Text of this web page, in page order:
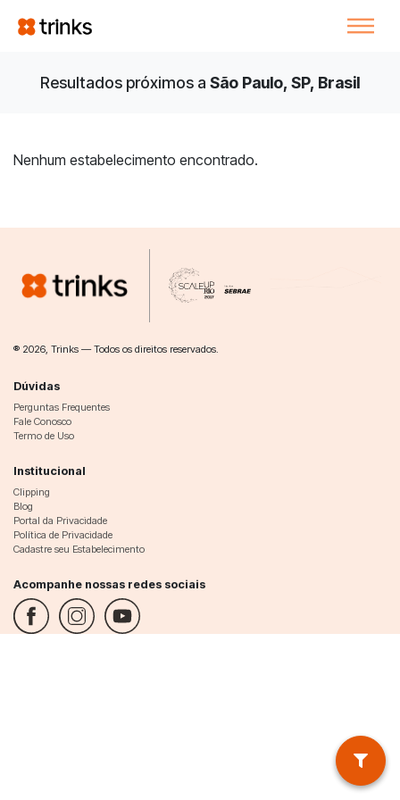
Resultados próximos a São Paulo, SP, Brasil
Nenhum estabelecimento encontrado.
® 2026, Trinks — Todos os direitos reservados.
Dúvidas
Perguntas Frequentes
Fale Conosco
Termo de Uso
Institucional
Clipping
Blog
Portal da Privacidade
Política de Privacidade
Cadastre seu Estabelecimento
Acompanhe nossas redes sociais